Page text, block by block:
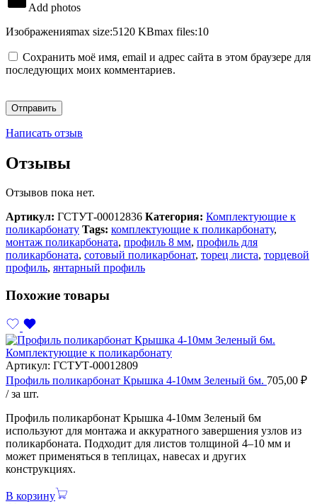
Add photos
Изображенияmax size:5120 KBmax files:10
Сохранить моё имя, email и адрес сайта в этом браузере для
последующих моих комментариев.
Написать отзыв
Отзывы
Отзывов пока нет.
Артикул: ГСТУТ-00012836 Категория: Комплектующие к
поликарбонату Tags: комплектующие к поликарбонату,
монтаж поликарбоната, профиль 8 мм, профиль для
поликарбоната, сотовый поликарбонат, торец листа, торцевой
профиль, янтарный профиль
Похожие товары
Комплектующие к поликарбонату
Артикул: ГСТУТ-00012809
Профиль поликарбонат Крышка 4-10мм Зеленый 6м. 705,00 ₽
/ за шт.
Профиль поликарбонат Крышка 4-10мм Зеленый 6м
используют для монтажа и аккуратного завершения узлов из
поликарбоната. Подходит для листов толщиной 4–10 мм и
может применяться в теплицах, навесах и других
конструкциях.
В корзину